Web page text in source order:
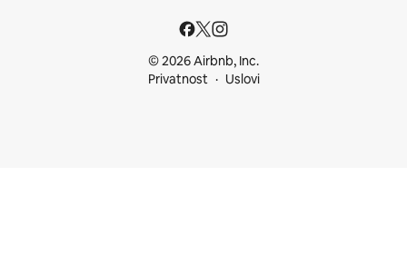
© 2026 Airbnb, Inc.
Privatnost
Uslovi